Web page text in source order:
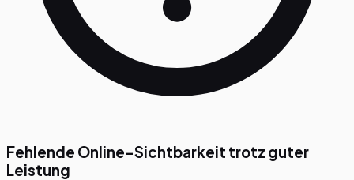
Fehlende Online-Sichtbarkeit trotz guter
Leistung